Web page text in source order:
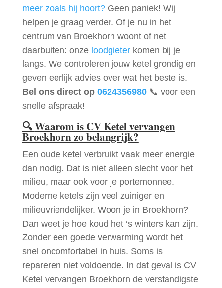
meer zoals hij hoort?Geen paniek! Wij
helpen je graag verder. Of je nu in het
centrum van Broekhorn woont of net
daarbuiten: onze loodgieterkomen bij je
langs. We controleren jouw ketel grondig en
geven eerlijk advies over wat het beste is.
Bel ons direct op 0624356980📞 voor een
snelle afspraak!
🔍Waarom is CV Ketel vervangen
Broekhorn zo belangrijk?
Een oude ketel verbruikt vaak meer energie
dan nodig. Dat is niet alleen slecht voor het
milieu, maar ook voor je portemonnee.
Moderne ketels zijn veel zuiniger en
milieuvriendelijker. Woon je in Broekhorn?
Dan weet je hoe koud het ‘s winters kan zijn.
Zonder een goede verwarming wordt het
snel oncomfortabel in huis. Soms is
repareren niet voldoende. In dat geval is CV
Ketel vervangen Broekhorn de verstandigste